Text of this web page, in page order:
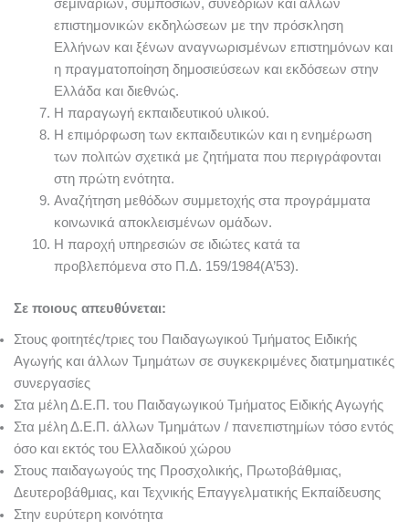
σεμιναρίων, συμποσίων, συνεδρίων και άλλων
επιστημονικών εκδηλώσεων με την πρόσκληση
Ελλήνων και ξένων αναγνωρισμένων επιστημόνων και
η πραγματοποίηση δημοσιεύσεων και εκδόσεων στην
Ελλάδα και διεθνώς.
Η παραγωγή εκπαιδευτικού υλικού.
Η επιμόρφωση των εκπαιδευτικών και η ενημέρωση
των πολιτών σχετικά με ζητήματα που περιγράφονται
στη πρώτη ενότητα.
Αναζήτηση μεθόδων συμμετοχής στα προγράμματα
κοινωνικά αποκλεισμένων ομάδων.
Η παροχή υπηρεσιών σε ιδιώτες κατά τα
προβλεπόμενα στο Π.Δ. 159/1984(Α’53).
Σε ποιους απευθύνεται:
Στους φοιτητές/τριες του Παιδαγωγικού Τμήματος Ειδικής
Αγωγής και άλλων Τμημάτων σε συγκεκριμένες διατμηματικές
συνεργασίες
Στα μέλη Δ.Ε.Π. του Παιδαγωγικού Τμήματος Ειδικής Αγωγής
Στα μέλη Δ.Ε.Π. άλλων Τμημάτων / πανεπιστημίων τόσο εντός
όσο και εκτός του Ελλαδικού χώρου
Στους παιδαγωγούς της Προσχολικής, Πρωτοβάθμιας,
Δευτεροβάθμιας, και Τεχνικής Επαγγελματικής Εκπαίδευσης
Στην ευρύτερη κοινότητα